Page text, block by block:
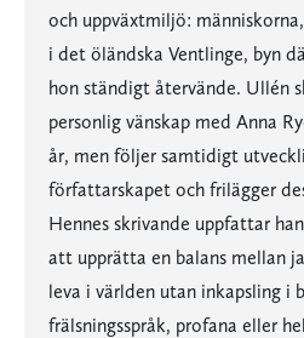
och uppväxtmiljö:
i det öländska Ventlinge, byn
hon ständigt återvände. Ullén
personlig vänskap med Anna
år, men följer samtidigt
författarskapet och frilägger
Hennes skrivande uppfattar
att upprätta en balans mellan
leva i världen utan inkapsling i
frälsningsspråk, profana eller